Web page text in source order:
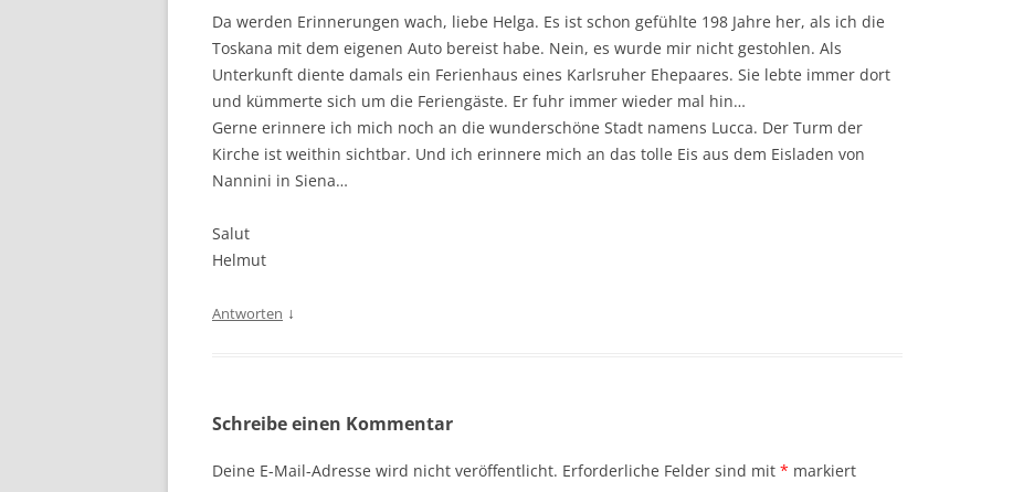
Da werden Erinnerungen wach, liebe Helga. Es ist schon gefühlte 198 Jahre her, als ich die
Toskana mit dem eigenen Auto bereist habe. Nein, es wurde mir nicht gestohlen. Als
Unterkunft diente damals ein Ferienhaus eines Karlsruher Ehepaares. Sie lebte immer dort
und kümmerte sich um die Feriengäste. Er fuhr immer wieder mal hin…
Gerne erinnere ich mich noch an die wunderschöne Stadt namens Lucca. Der Turm der
Kirche ist weithin sichtbar. Und ich erinnere mich an das tolle Eis aus dem Eisladen von
Nannini in Siena…
Salut
Helmut
Antworten ↓
Schreibe einen Kommentar
Deine E-Mail-Adresse wird nicht veröffentlicht. Erforderliche Felder sind mit * markiert